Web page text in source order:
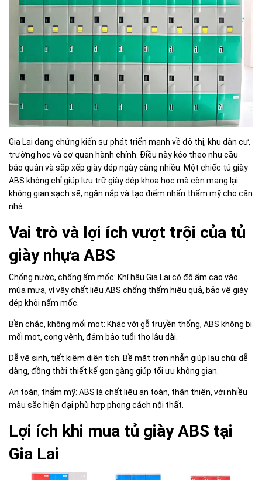
Gia Lai đang chứng kiến sự phát triển mạnh về đô thị, khu dân cư,
trường học và cơ quan hành chính. Điều này kéo theo nhu cầu
bảo quản và sắp xếp giày dép ngày càng nhiều. Một chiếc tủ giày
ABS không chỉ giúp lưu trữ giày dép khoa học mà còn mang lại
không gian sạch sẽ, ngăn nắp và tạo điểm nhấn thẩm mỹ cho căn
nhà.
Vai trò và lợi ích vượt trội của tủ
giày nhựa ABS
Chống nước, chống ẩm mốc: Khí hậu Gia Lai có độ ẩm cao vào
mùa mưa, vì vậy chất liệu ABS chống thấm hiệu quả, bảo vệ giày
dép khỏi nấm mốc.
Bền chắc, không mối mọt: Khác với gỗ truyền thống, ABS không bị
mối mọt, cong vênh, đảm bảo tuổi thọ lâu dài.
Dễ vệ sinh, tiết kiệm diện tích: Bề mặt trơn nhẵn giúp lau chùi dễ
dàng, đồng thời thiết kế gọn gàng giúp tối ưu không gian.
An toàn, thẩm mỹ: ABS là chất liệu an toàn, thân thiện, với nhiều
màu sắc hiện đại phù hợp phong cách nội thất.
Lợi ích khi mua tủ giày ABS tại
Gia Lai